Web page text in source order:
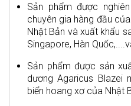
Sản phẩm được
chuyên gia hàng đầu
Nhật Bản và xuất khẩu
Singapore, Hàn
Sản phẩm được sản
dương Agaricus Blazei
biển hoang xơ của Nhật